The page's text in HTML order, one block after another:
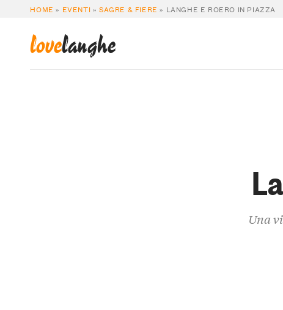
HOME » EVENTI »SAGRE & FIERE » LANGHE E ROERO IN PIAZZA
lovelanghe
Una